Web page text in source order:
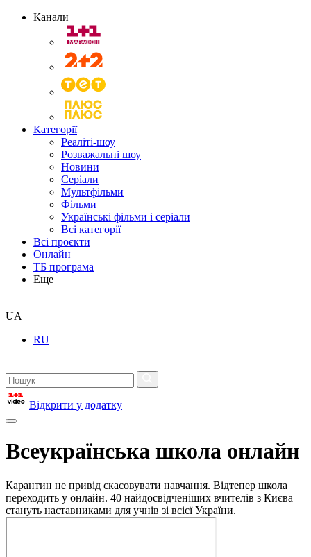
Канали
Категорії
Реаліті-шоу
Розважальні шоу
Новини
Серіали
Мультфільми
Фільми
Українські фільми і серіали
Всі категорії
Всі проєкти
Онлайн
ТБ програма
Еще
UA
RU
Відкрити у додатку
Всеукраїнська школа онлайн
Карантин не привід скасовувати навчання. Відтепер школа
переходить у онлайн. 40 найдосвідченіших вчителів з Києва
стануть наставниками для учнів зі всієї України.